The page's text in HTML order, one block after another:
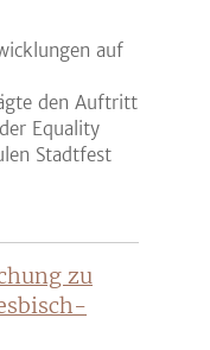
auf
den Auftritt
Equality
Stadtfest
zu